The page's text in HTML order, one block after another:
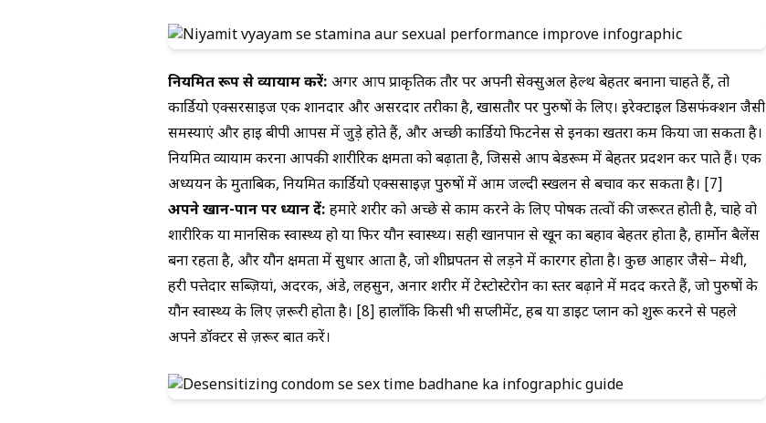
नियमित रूप से व्यायाम करें: अगर आप प्राकृतिक तौर पर अपनी सेक्सुअल हेल्थ बेहतर बनाना चाहते हैं, तो
कार्डियो एक्सरसाइज एक शानदार और असरदार तरीका है, खासतौर पर पुरुषों के लिए। इरेक्टाइल डिसफंक्शन जैसी
समस्याएं और हाई बीपी आपस में जुड़े होते हैं, और अच्छी कार्डियो फिटनेस से इनका खतरा कम किया जा सकता है।
नियमित व्यायाम करना आपकी शारीरिक क्षमता को बढ़ाता है, जिससे आप बेडरूम में बेहतर प्रदर्शन कर पाते हैं। एक
अध्ययन के मुताबिक, नियमित कार्डियो एक्सर्साइज़ पुरुषों में आम जल्दी स्खलन से बचाव कर सकता है। [7]
अपने खान-पान पर ध्यान दें: हमारे शरीर को अच्छे से काम करने के लिए पोषक तत्वों की जरूरत होती है, चाहे वो
शारीरिक या मानसिक स्वास्थ्य हो या फिर यौन स्वास्थ्य। सही खानपान से खून का बहाव बेहतर होता है, हार्मोन बैलेंस
बना रहता है, और यौन क्षमता में सुधार आता है, जो शीघ्रपतन से लड़ने में कारगर होता है। कुछ आहार जैसे– मेथी,
हरी पत्तेदार सब्ज़ियां, अदरक, अंडे, लहसुन, अनार शरीर में टेस्टोस्टेरोन का स्तर बढ़ाने में मदद करते हैं, जो पुरुषों के
यौन स्वास्थ्य के लिए ज़रूरी होता है। [8] हालाँकि किसी भी सप्लीमेंट, हर्ब या डाइट प्लान को शुरू करने से पहले
अपने डॉक्टर से ज़रूर बात करें।